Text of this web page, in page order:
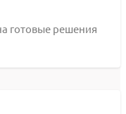
готовые решения